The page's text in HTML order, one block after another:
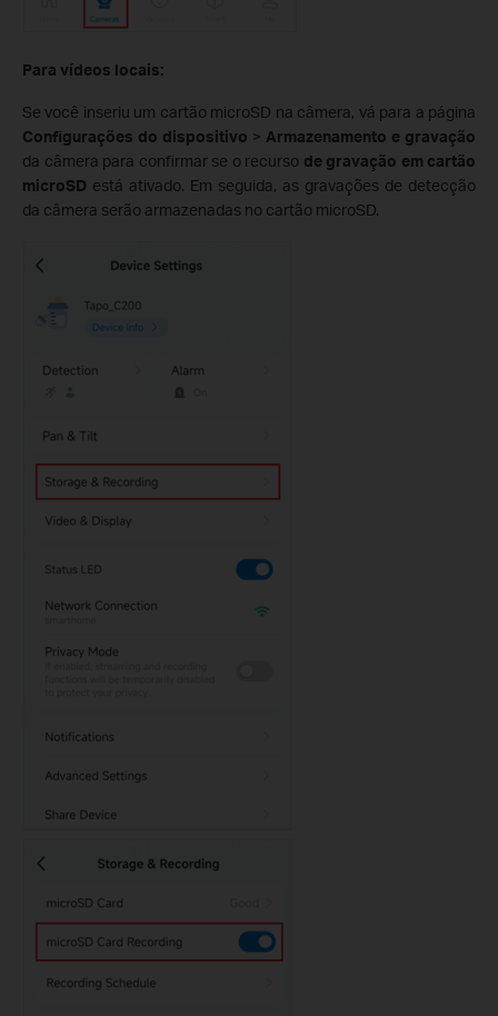
Para vídeos locais:
Se você inseriu um cartão microSD na câmera, vá para a página
Configurações do dispositivo > Armazenamento e gravação
da câmera para confirmar se o recurso de gravação em cartão
microSD está ativado. Em seguida, as gravações de detecção
da câmera serão armazenadas no cartão microSD.